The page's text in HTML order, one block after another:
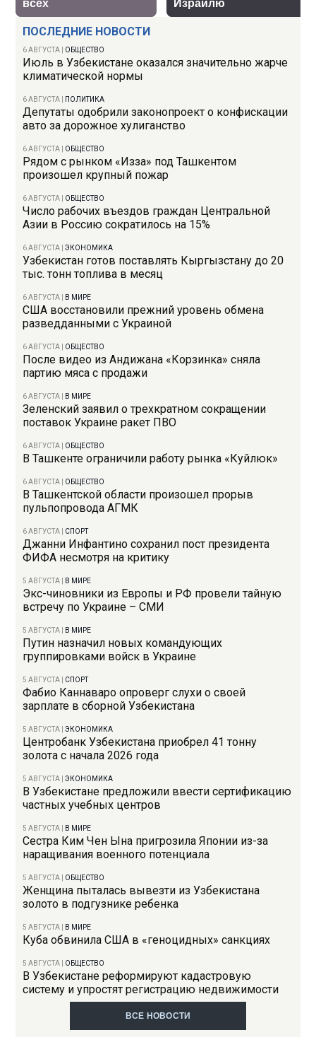
ПОСЛЕДНИЕ НОВОСТИ
6 АВГУСТА ОБЩЕСТВО
Июль в Узбекистане оказался значительно жарче
климатической нормы
6 АВГУСТА ПОЛИТИКА
Депутаты одобрили законопроект о конфискации
авто за дорожное хулиганство
6 АВГУСТА ОБЩЕСТВО
Рядом с рынком «Изза» под Ташкентом
произошел крупный пожар
6 АВГУСТА ОБЩЕСТВО
Число рабочих въездов граждан Центральной
Азии в Россию сократилось на 15%
6 АВГУСТА |ЭКОНОМИКА
Узбекистан готов поставлять Кыргызстану до 20
тыс. тонн топлива в месяц
6 АВГУСТА В МИРЕ
США восстановили прежний уровень обмена
разведданными с Украиной
6 АВГУСТА ОБЩЕСТВО
После видео из Андижана «Корзинка» сняла
партию мяса с продажи
6 АВГУСТА В МИРЕ
Зеленский заявил о трехкратном сокращении
поставок Украине ракет ПВО
6 АВГУСТА ОБЩЕСТВО
В Ташкенте ограничили работу рынка «Куйлюк»
6 АВГУСТА ОБЩЕСТВО
В Ташкентской области произошел прорыв
пульпопровода АГМК
6 АВГУСТА СПОРТ
Джанни Инфантино сохранил пост президента
ФИФА несмотря на критику
5 АВГУСТА В МИРЕ
Экс-чиновники из Европы и РФ провели тайную
встречу по Украине – СМИ
5 АВГУСТА В МИРЕ
Путин назначил новых командующих
группировками войск в Украине
5 АВГУСТА СПОРТ
Фабио Каннаваро опроверг слухи о своей
зарплате в сборной Узбекистана
5 АВГУСТА |ЭКОНОМИКА
Центробанк Узбекистана приобрел 41 тонну
золота с начала 2026 года
5 АВГУСТА |ЭКОНОМИКА
В Узбекистане предложили ввести сертификацию
частных учебных центров
5 АВГУСТА В МИРЕ
Сестра Ким Чен Ына пригрозила Японии из-за
наращивания военного потенциала
5 АВГУСТА ОБЩЕСТВО
Женщина пыталась вывезти из Узбекистана
золото в подгузнике ребенка
5 АВГУСТА В МИРЕ
Куба обвинила США в «геноцидных» санкциях
5 АВГУСТА ОБЩЕСТВО
В Узбекистане реформируют кадастровую
систему и упростят регистрацию недвижимости
ВСЕ НОВОСТИ